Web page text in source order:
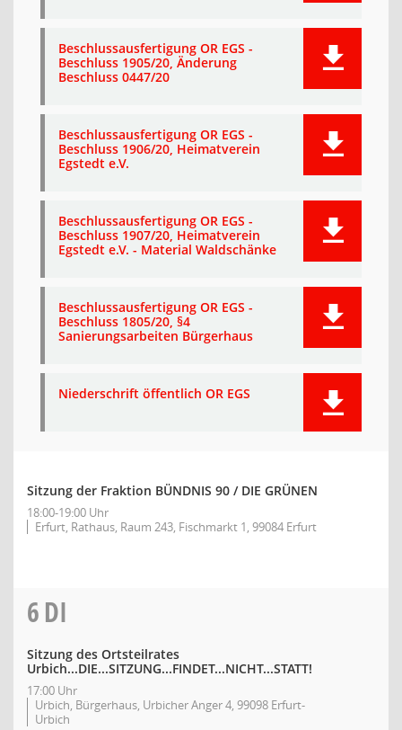
Beschlussausfertigung OR EGS -
Beschluss 1905/20, Änderung
Beschluss 0447/20
Beschlussausfertigung OR EGS -
Beschluss 1906/20, Heimatverein
Egstedt e.V.
Beschlussausfertigung OR EGS -
Beschluss 1907/20, Heimatverein
Egstedt e.V. - Material Waldschänke
Beschlussausfertigung OR EGS -
Beschluss 1805/20, §4
Sanierungsarbeiten Bürgerhaus
Niederschrift öffentlich OR EGS
Sitzung der Fraktion BÜNDNIS 90 / DIE GRÜNEN
18:00-19:00 Uhr
Erfurt, Rathaus, Raum 243, Fischmarkt 1, 99084 Erfurt
6DI
Sitzung des Ortsteilrates
Urbich...DIE...SITZUNG...FINDET...NICHT...STATT!
17:00 Uhr
Urbich, Bürgerhaus, Urbicher Anger 4, 99098 Erfurt-
Urbich